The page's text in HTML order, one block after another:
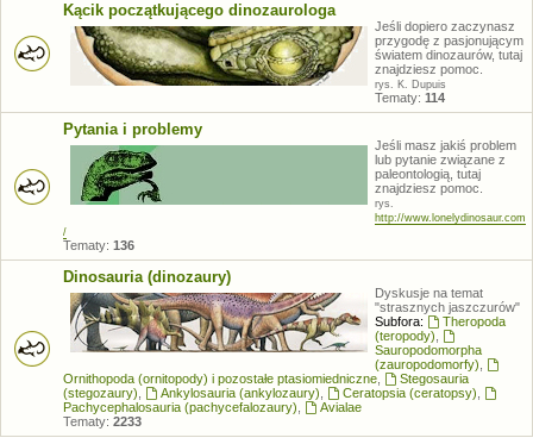
Kącik początkującego dinozaurologa
Jeśli dopiero zaczynasz
przygodę z pasjonującym
światem dinozaurów, tutaj
znajdziesz pomoc.
rys. K. Dupuis
Tematy: 114
Pytania i problemy
Jeśli masz jakiś problem
lub pytanie związane z
paleontologią, tutaj
znajdziesz pomoc.
rys.
http://www.lonelydinosaur.com
/
Tematy: 136
Dinosauria (dinozaury)
Dyskusje na temat
"strasznych jaszczurów"
Subfora:
Theropoda
(teropody)
Sauropodomorpha
(zauropodomorfy)
Ornithopoda (ornitopody) i pozostałe ptasiomiedniczne
Stegosauria
(stegozaury)
Ankylosauria (ankylozaury) Ceratopsia (ceratopsy)
Pachycephalosauria (pachycefalozaury)
Avialae
Tematy: 2233